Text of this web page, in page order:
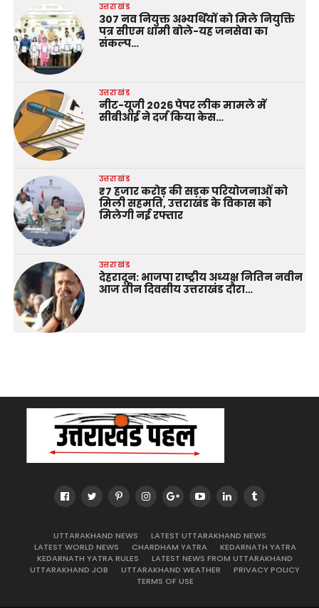
उत्तराखंड
307 नव नियुक्त अभ्यर्थियों को मिले नियुक्ति
पत्र सीएम धामी बोले-यह जनसेवा का
संकल्प…
उत्तराखंड
नीट-यूजी 2026 पेपर लीक मामले में
सीबीआई ने दर्ज किया केस…
उत्तराखंड
₹7 हजार करोड़ की सड़क परियोजनाओं को
मिली सहमति, उत्तराखंड के विकास को
मिलेगी नई रफ्तार
उत्तराखंड
देहरादून: भाजपा राष्ट्रीय अध्यक्ष नितिन नवीन
आज तीन दिवसीय उत्तराखंड दौरा…
UTTARAKHAND NEWS
LATEST UTTARAKHAND NEWS
LATEST WORLD NEWS
CHARDHAM YATRA
KEDARNATH YATRA
KEDARNATH YATRA RULES
LATEST NEWS FROM UTTARAKHAND
UTTARAKHAND JOB
UTTARAKHAND WEATHER
PRIVACY POLICY
TERMS OF USE